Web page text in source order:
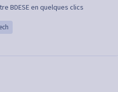
BDESE en quelques clics